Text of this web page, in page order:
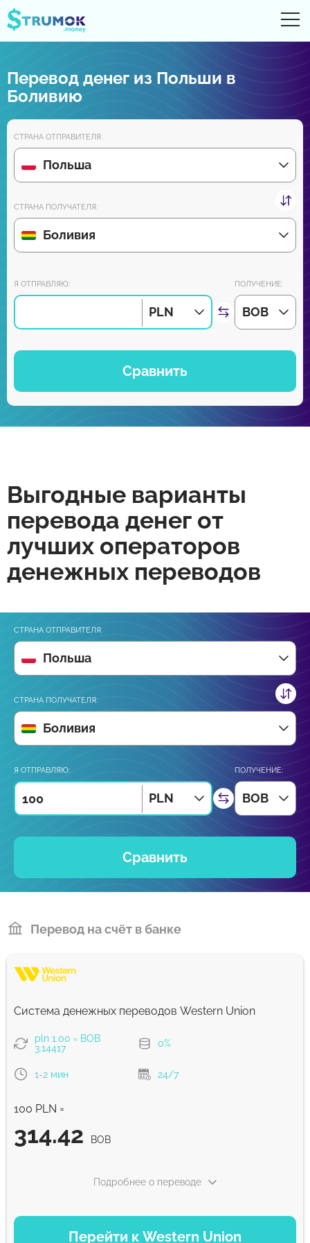
Денежные переводы
Цифровые счета
Обзоры партнеров
Уже скоро скачайте приложение для Android и iPhone:
Перевод денег из Польши в
Боливию
СТРАНА ОТПРАВИТЕЛЯ:
Польша
СТРАНА ПОЛУЧАТЕЛЯ:
Боливия
Я ОТПРАВЛЯЮ:
PLN
ПОЛУЧЕНИЕ:
BOB
Сравнить
Выгодные варианты
перевода денег от
лучших операторов
денежных переводов
СТРАНА ОТПРАВИТЕЛЯ:
Польша
СТРАНА ПОЛУЧАТЕЛЯ:
Боливия
Я ОТПРАВЛЯЮ:
PLN
ПОЛУЧЕНИЕ:
BOB
Сравнить
Перевод на счёт в банке
Система денежных переводов Western Union
pln 1.00 = BOB
3.14417
0%
1-2 мин 24/7
100 PLN =
314.42 BOB
Перейти к Western Union
Подробнее о переводе
ВАРИАНТЫ ОПЛАТЫ